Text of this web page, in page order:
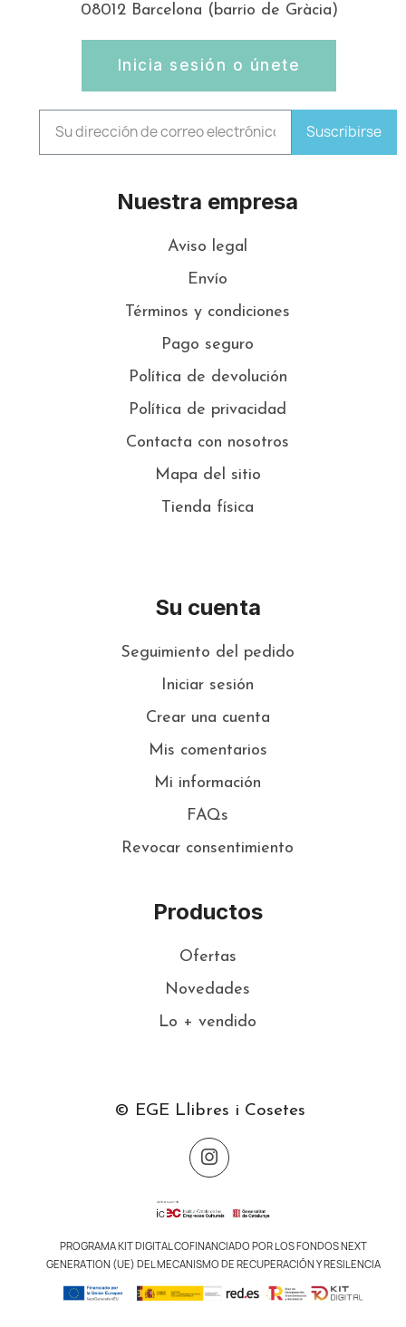
08012 Barcelona (barrio de Gràcia)
Inicia sesión o únete
Suscribirse
Nuestra empresa
Aviso legal
Envío
Términos y condiciones
Pago seguro
Política de devolución
Política de privacidad
Contacta con nosotros
Mapa del sitio
Tienda física
Su cuenta
Seguimiento del pedido
Iniciar sesión
Crear una cuenta
Mis comentarios
Mi información
FAQs
Revocar consentimiento
Productos
Ofertas
Novedades
Lo + vendido
© EGE Llibres i Cosetes
PROGRAMA KIT DIGITAL COFINANCIADO POR LOS FONDOS NEXT
GENERATION (UE) DEL MECANISMO DE RECUPERACIÓN Y RESILENCIA